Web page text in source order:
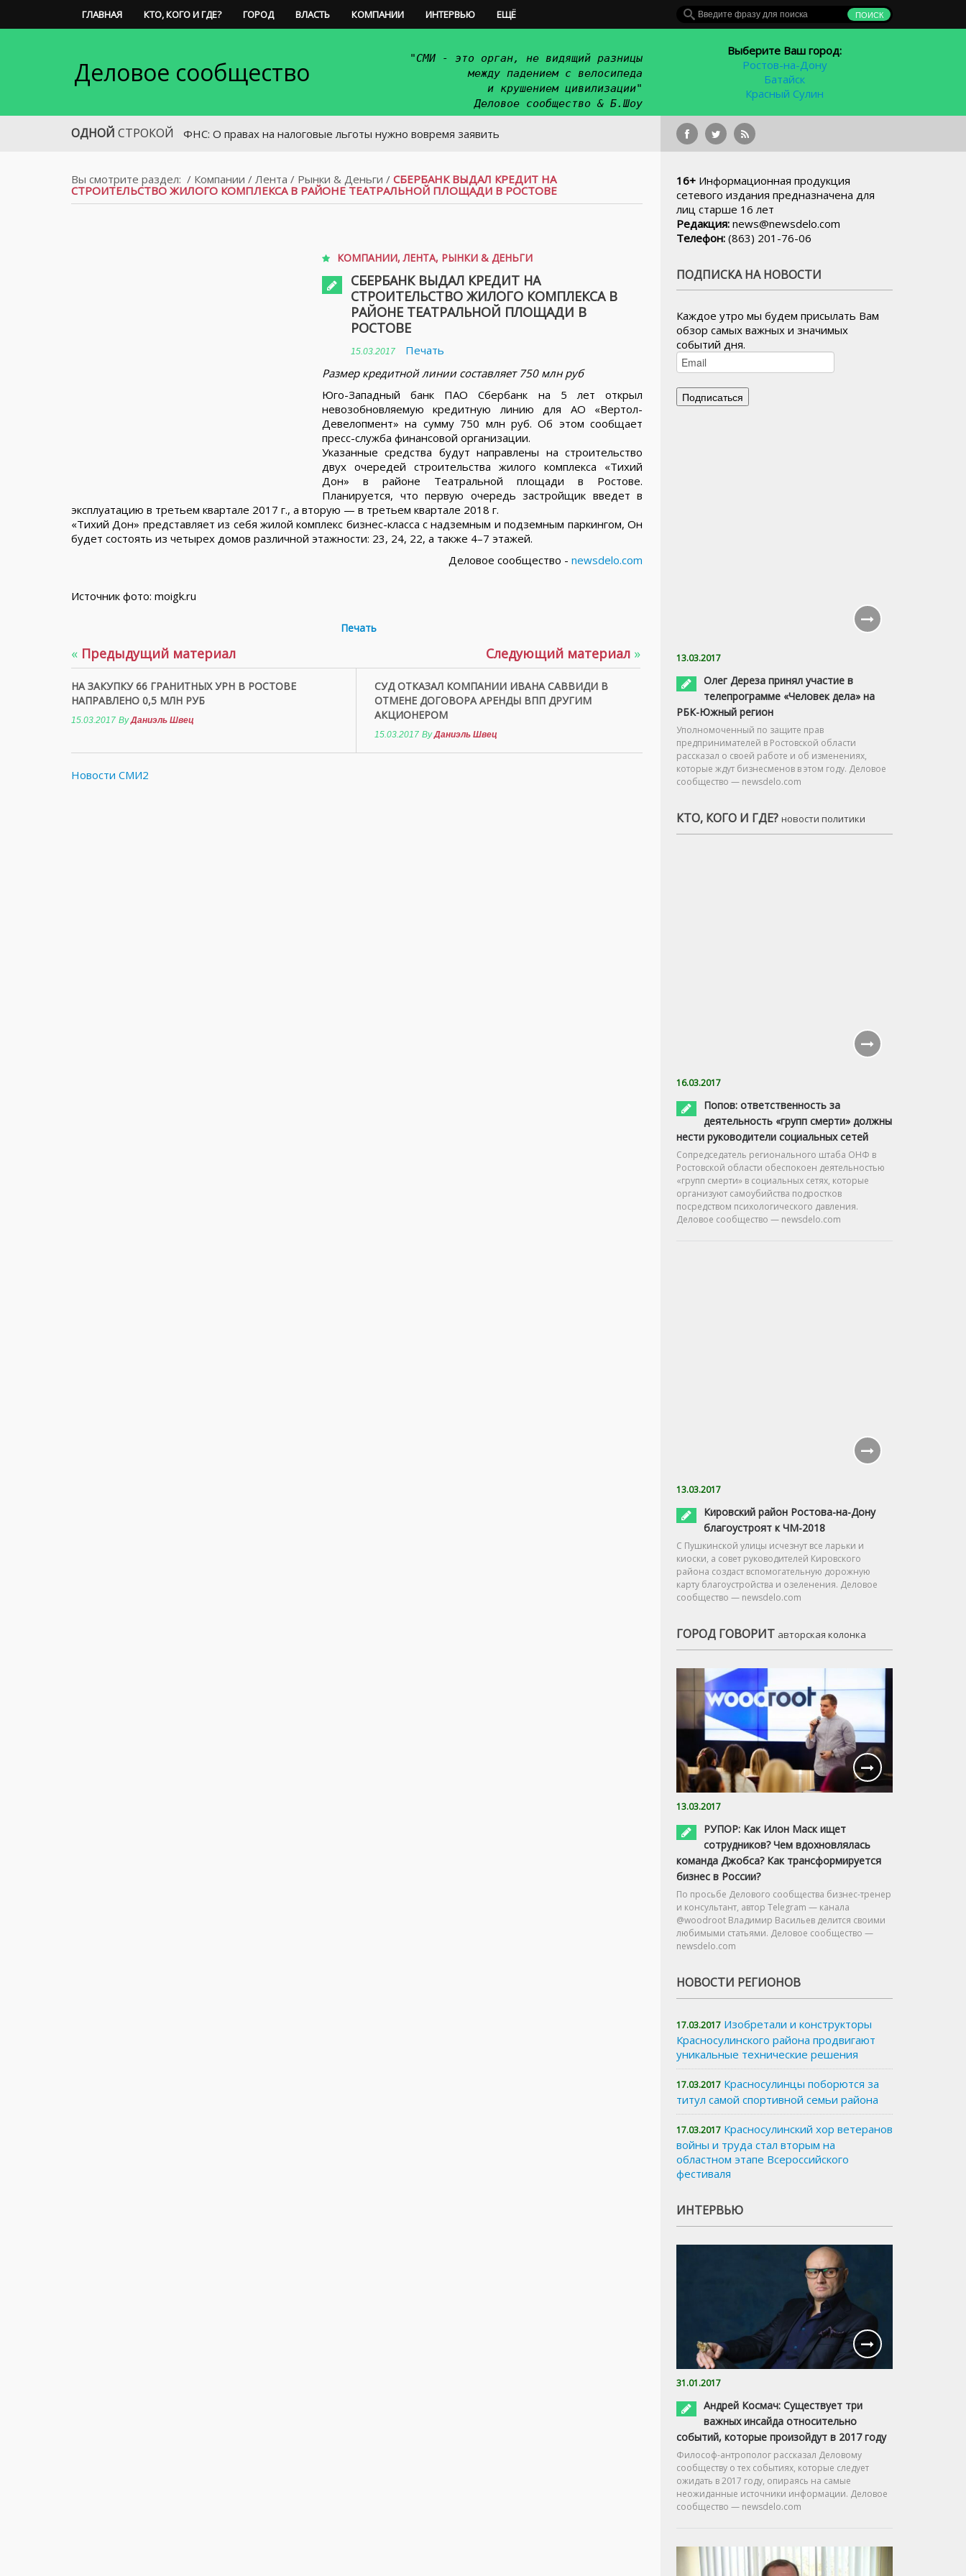
ГЛАВНАЯ КТО, КОГО И ГДЕ? ГОРОД ВЛАСТЬ КОМПАНИИ ИНТЕРВЬЮ ЕЩЁ
Деловое сообщество
"СМИ - это орган, не видящий разницы
между падением с велосипеда
и крушением цивилизации"
Деловое сообщество & Б.Шоу
Выберите Ваш город:
Ростов-на-Дону
Батайск
Красный Сулин
ОДНОЙ СТРОКОЙ
ФНС: О правах на налоговые льготы нужно вовремя заявить
Вы смотрите раздел: / Компании / Лента / Рынки & Деньги / СБЕРБАНК ВЫДАЛ КРЕДИТ НА
СТРОИТЕЛЬСТВО ЖИЛОГО КОМПЛЕКСА В РАЙОНЕ ТЕАТРАЛЬНОЙ ПЛОЩАДИ В РОСТОВЕ
КОМПАНИИ,ЛЕНТА, РЫНКИ & ДЕНЬГИ
СБЕРБАНК ВЫДАЛ КРЕДИТ НА
СТРОИТЕЛЬСТВО ЖИЛОГО КОМПЛЕКСА В
РАЙОНЕ ТЕАТРАЛЬНОЙ ПЛОЩАДИ В
РОСТОВЕ
15.03.2017
Печать
Размер кредитной линии составляет 750 млн руб
Юго-Западный банк ПАО Сбербанк на 5 лет открыл
невозобновляемую кредитную линию для АО «Вертол-
Девелопмент» на сумму 750 млн руб. Об этом сообщает
пресс-служба финансовой организации.
Указанные средства будут направлены на строительство
двух очередей строительства жилого комплекса «Тихий
Дон» в районе Театральной площади в Ростове.
Планируется, что первую очередь застройщик введет в
эксплуатацию в третьем квартале 2017 г., а вторую — в третьем квартале 2018 г.
«Тихий Дон» представляет из себя жилой комплекс бизнес-класса с надземным и подземным паркингом, Он
будет состоять из четырех домов различной этажности: 23, 24, 22, а также 4–7 этажей.
Деловое сообщество - newsdelo.com
Источник фото: moigk.ru
Печать
« Предыдущий материал
НА ЗАКУПКУ 66 ГРАНИТНЫХ УРН В РОСТОВЕ
НАПРАВЛЕНО 0,5 МЛН РУБ
15.03.2017 ByДаниэль Швец
Следующий материал »
СУД ОТКАЗАЛ КОМПАНИИ ИВАНА САВВИДИ В
ОТМЕНЕ ДОГОВОРА АРЕНДЫ ВПП ДРУГИМ
АКЦИОНЕРОМ
15.03.2017 ByДаниэль Швец
Новости СМИ2
16+ Информационная продукция
сетевого издания предназначена для
лиц старше 16 лет
Редакция: news@newsdelo.com
Телефон: (863) 201-76-06
ПОДПИСКА НА НОВОСТИ
Каждое утро мы будем присылать Вам
обзор самых важных и значимых
событий дня.
13.03.2017
Олег Дереза принял участие в
телепрограмме «Человек дела» на
РБК-Южный регион
Уполномоченный по защите прав
предпринимателей в Ростовской области
рассказал о своей работе и об изменениях,
которые ждут бизнесменов в этом году. Деловое
сообщество — newsdelo.com
КТО, КОГО И ГДЕ? новости политики
16.03.2017
Попов: ответственность за
деятельность «групп смерти» должны
нести руководители социальных сетей
Сопредседатель регионального штаба ОНФ в
Ростовской области обеспокоен деятельностью
«групп смерти» в социальных сетях, которые
организуют самоубийства подростков
посредством психологического давления.
Деловое сообщество — newsdelo.com
13.03.2017
Кировский район Ростова-на-Дону
благоустроят к ЧМ-2018
С Пушкинской улицы исчезнут все ларьки и
киоски, а совет руководителей Кировского
района создаст вспомогательную дорожную
карту благоустройства и озеленения. Деловое
сообщество — newsdelo.com
ГОРОД ГОВОРИТ авторская колонка
13.03.2017
РУПОР: Как Илон Маск ищет
сотрудников? Чем вдохновлялась
команда Джобса? Как трансформируется
бизнес в России?
По просьбе Делового сообщества бизнес-тренер
и консультант, автор Telegram — канала
@woodroot Владимир Васильев делится своими
любимыми статьями. Деловое сообщество —
newsdelo.com
НОВОСТИ РЕГИОНОВ
17.03.2017 Изобретали и конструкторы
Красносулинского района продвигают
уникальные технические решения
17.03.2017 Красносулинцы поборются за
титул самой спортивной семьи района
17.03.2017 Красносулинский хор ветеранов
войны и труда стал вторым на
областном этапе Всероссийского
фестиваля
ИНТЕРВЬЮ
31.01.2017
Андрей Космач: Существует три
важных инсайда относительно
событий, которые произойдут в 2017 году
Философ-антрополог рассказал Деловому
сообществу о тех событиях, которые следует
ожидать в 2017 году, опираясь на самые
неожиданные источники информации. Деловое
сообщество — newsdelo.com